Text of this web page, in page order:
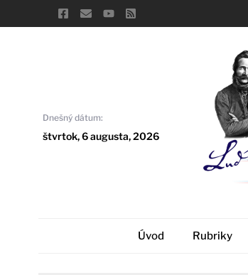
to
Dnešný dátum:
štvrtok, 6 augusta, 2026
Úvod Rubriky